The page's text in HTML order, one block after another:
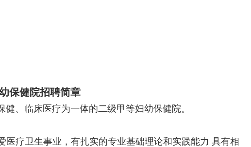
保健院招聘简章
、临床医疗为一体的二级甲等妇幼保健院。
疗卫生事业，有扎实的专业基础理论和实践能力 具有相